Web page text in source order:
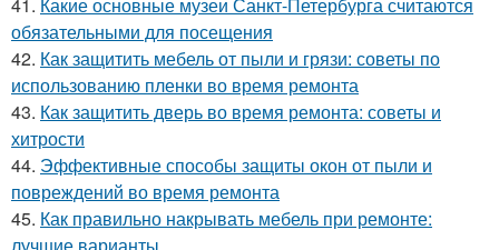
обязательными для посещения
42. Как защитить мебель от пыли и грязи: советы по
использованию пленки во время ремонта
43. Как защитить дверь во время ремонта: советы и
хитрости
44. Эффективные способы защиты окон от пыли и
повреждений во время ремонта
45. Как правильно накрывать мебель при ремонте: